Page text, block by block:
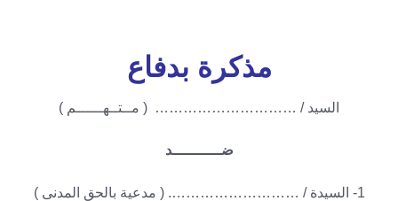
مذكرة بدفاع
السيد / ………………………… ( مــتــهــــــم )
ضـــــــــــد
1- السيدة / ………………………. ( مدعية بالحق المدنى )